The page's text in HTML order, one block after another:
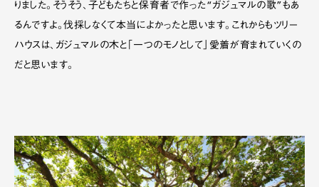
りました。そうそう、子どもたちと保育者で作った“ガジュマルの歌”もあ
るんですよ。伐採しなくて本当によかったと思います。これからもツリー
ハウスは、ガジュマルの木と「一つのモノとして」愛着が育まれていくの
だと思います。